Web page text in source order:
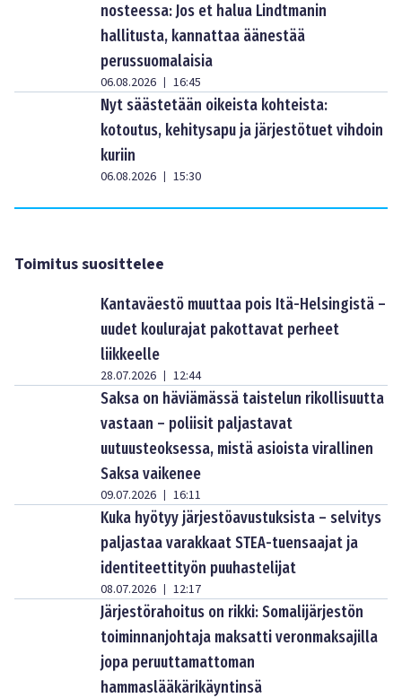
nosteessa: Jos et halua Lindtmanin
hallitusta, kannattaa äänestää
perussuomalaisia
06.08.2026 | 16:45
Nyt säästetään oikeista kohteista:
kotoutus, kehitysapu ja järjestötuet vihdoin
kuriin
06.08.2026 | 15:30
Toimitus suosittelee
Kantaväestö muuttaa pois Itä-Helsingistä –
uudet koulurajat pakottavat perheet
liikkeelle
28.07.2026 | 12:44
Saksa on häviämässä taistelun rikollisuutta
vastaan – poliisit paljastavat
uutuusteoksessa, mistä asioista virallinen
Saksa vaikenee
09.07.2026 | 16:11
Kuka hyötyy järjestöavustuksista – selvitys
paljastaa varakkaat STEA-tuensaajat ja
identiteettityön puuhastelijat
08.07.2026 | 12:17
Järjestörahoitus on rikki: Somalijärjestön
toiminnanjohtaja maksatti veronmaksajilla
jopa peruuttamattoman
hammaslääkärikäyntinsä